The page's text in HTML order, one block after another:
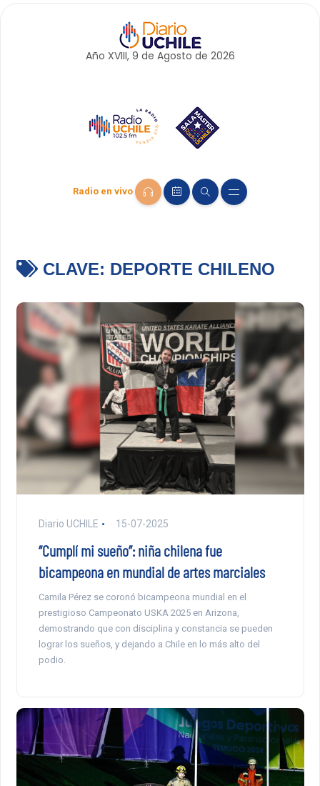
Año XVIII, 9 de Agosto de 2026
Radio en vivo
CLAVE: DEPORTE CHILENO
Diario UCHILE 15-07-2025
“Cumplí mi sueño”: niña chilena fue
bicampeona en mundial de artes marciales
Camila Pérez se coronó bicampeona mundial en el
prestigioso Campeonato USKA 2025 en Arizona,
demostrando que con disciplina y constancia se pueden
lograr los sueños, y dejando a Chile en lo más alto del
podio.